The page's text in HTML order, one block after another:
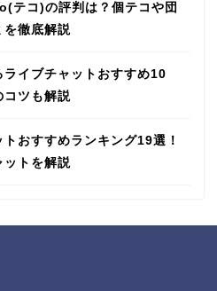
テコ)の評判は？個テコや団
を徹底解説
ライブチャットおすすめ10
コツも解説
おすすめランキング19選！
ットを解説